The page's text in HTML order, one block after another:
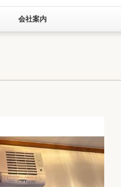
屋根・外壁
価値・性能向上
会社案内